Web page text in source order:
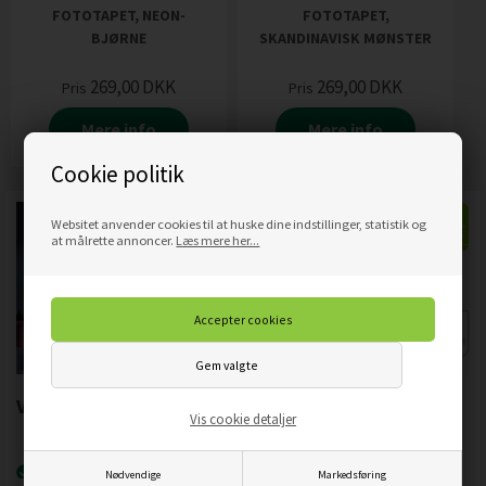
Cookie politik
Websitet anvender cookies til at huske dine indstillinger, statistik og
at målrette annoncer. Læs mere her...
Nødvendige Markedsføring
Vis cookie detaljer
FOTOTAPET, NEON-
BJØRNE
Pris 269,00 DKK
Mere info
FOTOTAPET,
SKANDINAVISK MØNSTER
Pris 269,00 DKK
Mere info
Vigtigste produktegenskaber:
Nyeste printteknologi